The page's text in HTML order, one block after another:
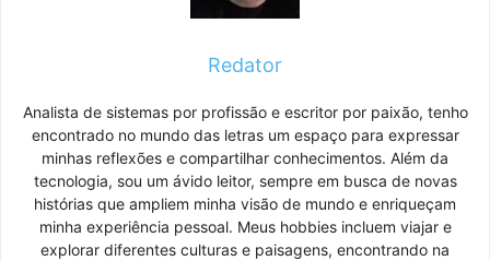
Redator
Analista de sistemas por profissão e escritor por paixão, tenho
encontrado no mundo das letras um espaço para expressar
minhas reflexões e compartilhar conhecimentos. Além da
tecnologia, sou um ávido leitor, sempre em busca de novas
histórias que ampliem minha visão de mundo e enriqueçam
minha experiência pessoal. Meus hobbies incluem viajar e
explorar diferentes culturas e paisagens, encontrando na